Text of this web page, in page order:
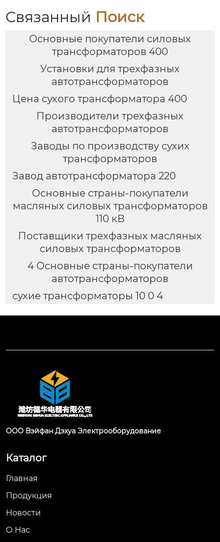
Связанный Поиск
Основные покупатели силовых
трансформаторов 400
Установки для трехфазных
автотрансформаторов
Цена сухого трансформатора 400
Производители трехфазных
автотрансформаторов
Заводы по производству сухих
трансформаторов
Завод автотрансформатора 220
Основные страны-покупатели
масляных силовых трансформаторов
110 кВ
Поставщики трехфазных масляных
силовых трансформаторов
4 Основные страны-покупатели
автотрансформаторов
сухие трансформаторы 10 0 4
ООО Вэйфан Дэхуа Электрооборудование
Каталог
Главная
Продукция
Новости
О Hас